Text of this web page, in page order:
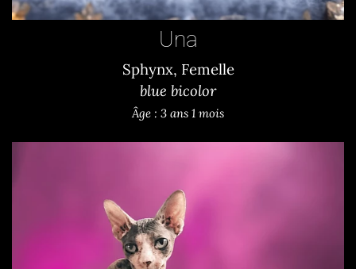
Una
Sphynx, Femelle
blue bicolor
Âge : 3 ans 1 mois